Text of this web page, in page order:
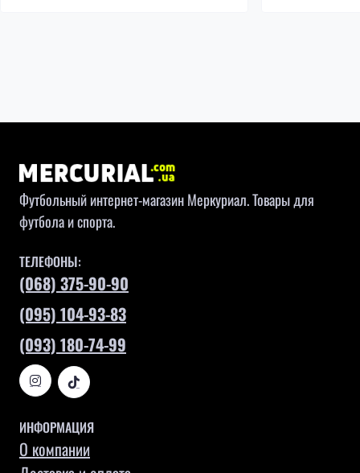
Футбольный интернет-магазин Меркуриал. Товары для
футбола и спорта.
ТЕЛЕФОНЫ:
(068) 375-90-90
(095) 104-93-83
(093) 180-74-99
ИНФОРМАЦИЯ
О компании